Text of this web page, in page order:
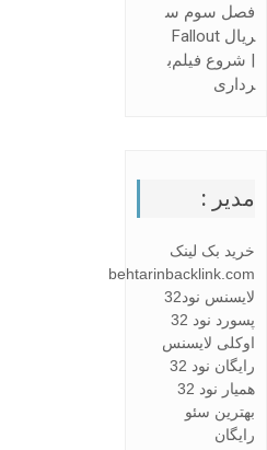
فصل سوم س
ریال Fallout
| شروع فیلم‌ب
رداری
مدیر :
خرید بک لینک
behtarinbacklink.com
لایسنس نود32
پسورد نود 32
اوکلی لایسنس
رایگان نود 32
همیار نود 32
بهترین سئو
رایگان